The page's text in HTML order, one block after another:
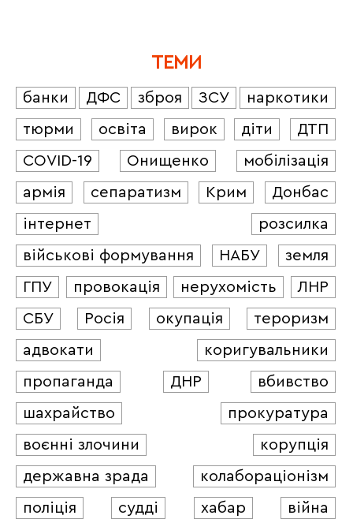
ТЕМИ
банки ДФС зброя ЗСУ
наркотики
тюрми
освіта вирок діти
ДТП
COVID-19
Онищенко
мобілізація
армія
сепаратизм Крим
Донбас
інтернет
розсилка
військові формування
НАБУ
земля
ГПУ
провокація нерухомість
ЛНР
СБУ
Росія окупація
тероризм
адвокати
коригувальники
пропаганда
ДНР
вбивство
шахрайство
прокуратура
воєнні злочини
корупція
державна зрада
колабораціонізм
поліція
судді хабар війна